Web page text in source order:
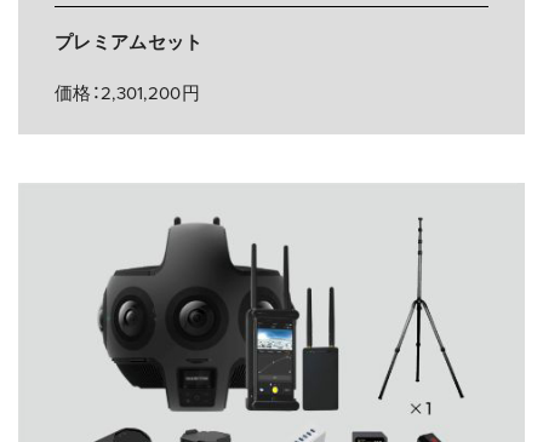
プレミアムセット
価格：2,301,200円